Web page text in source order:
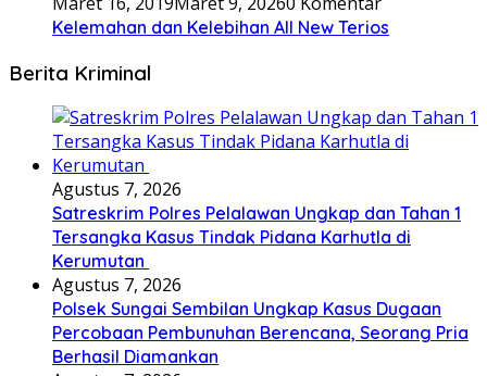
Kelemahan dan Kelebihan All New Terios
Berita Kriminal
Agustus 7, 2026
Satreskrim Polres Pelalawan Ungkap dan Tahan 1
Tersangka Kasus Tindak Pidana Karhutla di
Kerumutan
Agustus 7, 2026
Polsek Sungai Sembilan Ungkap Kasus Dugaan
Percobaan Pembunuhan Berencana, Seorang Pria
Berhasil Diamankan